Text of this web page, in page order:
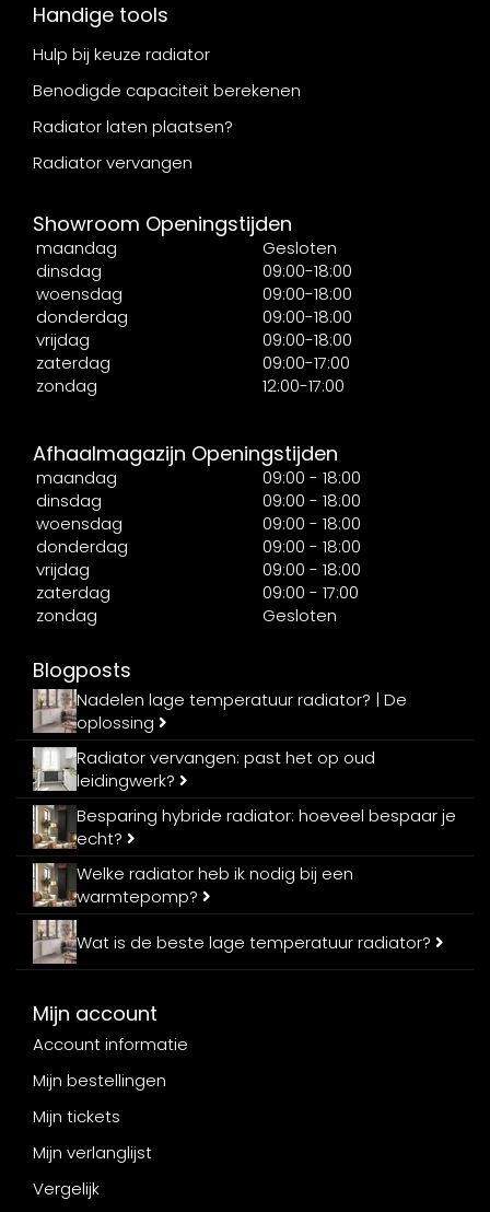
Handige tools
Hulp bij keuze radiator
Benodigde capaciteit berekenen
Radiator laten plaatsen?
Radiator vervangen
Showroom Openingstijden
maandag
Gesloten
dinsdag
09:00-18:00
woensdag
09:00-18:00
donderdag
09:00-18:00
vrijdag
09:00-18:00
zaterdag
09:00-17:00
zondag
12:00-17:00
Afhaalmagazijn Openingstijden
maandag
09:00 - 18:00
dinsdag
09:00 - 18:00
woensdag
09:00 - 18:00
donderdag
09:00 - 18:00
vrijdag
09:00 - 18:00
zaterdag
09:00 - 17:00
zondag
Gesloten
Blogposts
Nadelen lage temperatuur radiator? | De
oplossing
Radiator vervangen: past het op oud
leidingwerk?
Besparing hybride radiator: hoeveel bespaar je
echt?
Welke radiator heb ik nodig bij een
warmtepomp?
Wat is de beste lage temperatuur radiator?
Mijn account
Account informatie
Mijn bestellingen
Mijn tickets
Mijn verlanglijst
Vergelijk